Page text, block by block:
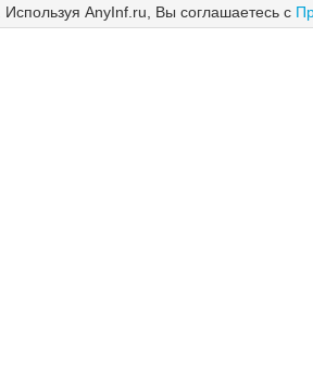
AnyInf.ru, Вы соглашаетесь с